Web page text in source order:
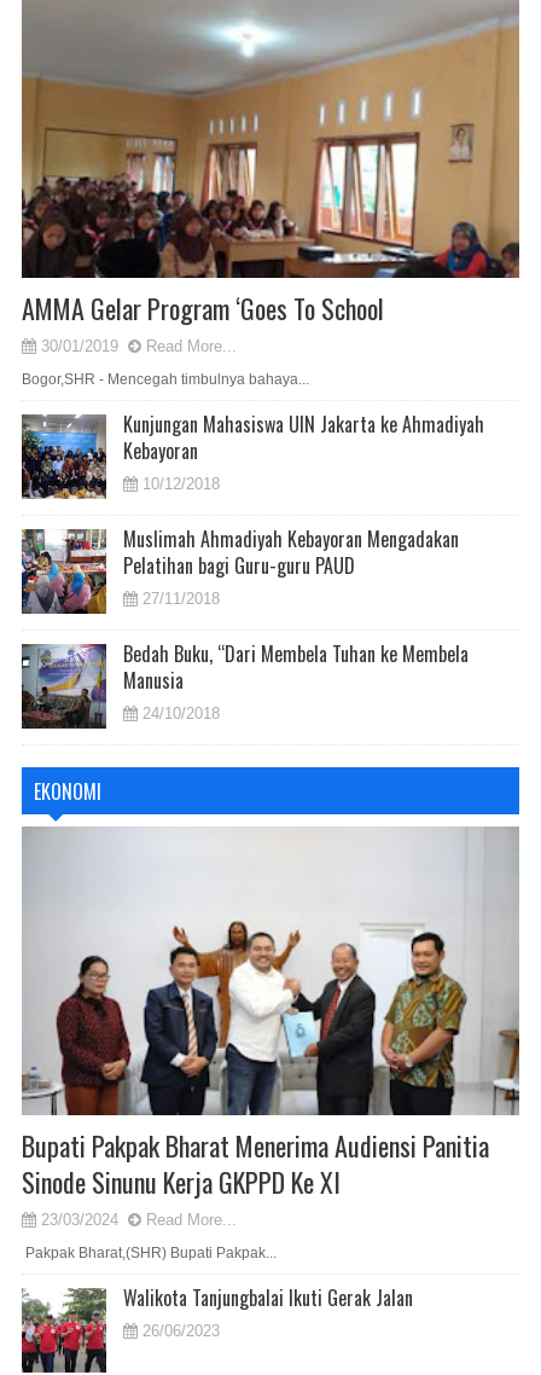
AMMA Gelar Program ‘Goes To School
30/01/2019 Read More...
Bogor,SHR - Mencegah timbulnya bahaya...
Kunjungan Mahasiswa UIN Jakarta ke Ahmadiyah
Kebayoran
10/12/2018
Muslimah Ahmadiyah Kebayoran Mengadakan
Pelatihan bagi Guru-guru PAUD
27/11/2018
Bedah Buku, “Dari Membela Tuhan ke Membela
Manusia
24/10/2018
EKONOMI
Bupati Pakpak Bharat Menerima Audiensi Panitia
Sinode Sinunu Kerja GKPPD Ke XI
23/03/2024 Read More...
Pakpak Bharat,(SHR) Bupati Pakpak...
Walikota Tanjungbalai Ikuti Gerak Jalan
26/06/2023